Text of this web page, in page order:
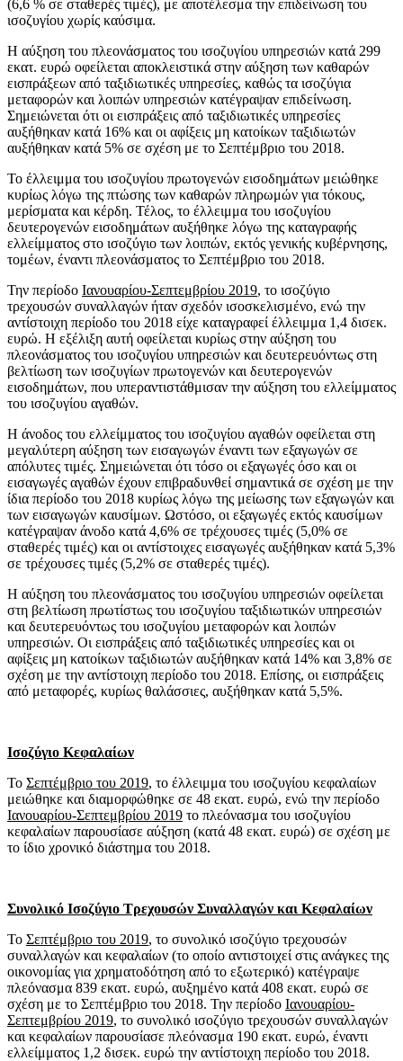
(6,6 % σε σταθερές τιμές), με αποτέλεσμα την επιδείνωση του
ισοζυγίου χωρίς καύσιμα.
Η αύξηση του πλεονάσματος του ισοζυγίου υπηρεσιών κατά 299
εκατ. ευρώ οφείλεται αποκλειστικά στην αύξηση των καθαρών
εισπράξεων από ταξιδιωτικές υπηρεσίες, καθώς τα ισοζύγια
μεταφορών και λοιπών υπηρεσιών κατέγραψαν επιδείνωση.
Σημειώνεται ότι οι εισπράξεις από ταξιδιωτικές υπηρεσίες
αυξήθηκαν κατά 16% και οι αφίξεις μη κατοίκων ταξιδιωτών
αυξήθηκαν κατά 5% σε σχέση με το Σεπτέμβριο του 2018.
Το έλλειμμα του ισοζυγίου πρωτογενών εισοδημάτων μειώθηκε
κυρίως λόγω της πτώσης των καθαρών πληρωμών για τόκους,
μερίσματα και κέρδη. Τέλος, το έλλειμμα του ισοζυγίου
δευτερογενών εισοδημάτων αυξήθηκε λόγω της καταγραφής
ελλείμματος στο ισοζύγιο των λοιπών, εκτός γενικής κυβέρνησης,
τομέων, έναντι πλεονάσματος το Σεπτέμβριο του 2018.
Την περίοδο Ιανουαρίου-Σεπτεμβρίου 2019, το ισοζύγιο
τρεχουσών συναλλαγών ήταν σχεδόν ισοσκελισμένο, ενώ την
αντίστοιχη περίοδο του 2018 είχε καταγραφεί έλλειμμα 1,4 δισεκ.
ευρώ. Η εξέλιξη αυτή οφείλεται κυρίως στην αύξηση του
πλεονάσματος του ισοζυγίου υπηρεσιών και δευτερευόντως στη
βελτίωση των ισοζυγίων πρωτογενών και δευτερογενών
εισοδημάτων, που υπεραντιστάθμισαν την αύξηση του ελλείμματος
του ισοζυγίου αγαθών.
Η άνοδος του ελλείμματος του ισοζυγίου αγαθών οφείλεται στη
μεγαλύτερη αύξηση των εισαγωγών έναντι των εξαγωγών σε
απόλυτες τιμές. Σημειώνεται ότι τόσο οι εξαγωγές όσο και οι
εισαγωγές αγαθών έχουν επιβραδυνθεί σημαντικά σε σχέση με την
ίδια περίοδο του 2018 κυρίως λόγω της μείωσης των εξαγωγών και
των εισαγωγών καυσίμων. Ωστόσο, οι εξαγωγές εκτός καυσίμων
κατέγραψαν άνοδο κατά 4,6% σε τρέχουσες τιμές (5,0% σε
σταθερές τιμές) και οι αντίστοιχες εισαγωγές αυξήθηκαν κατά 5,3%
σε τρέχουσες τιμές (5,2% σε σταθερές τιμές).
Η αύξηση του πλεονάσματος του ισοζυγίου υπηρεσιών οφείλεται
στη βελτίωση πρωτίστως του ισοζυγίου ταξιδιωτικών υπηρεσιών
και δευτερευόντως του ισοζυγίου μεταφορών και λοιπών
υπηρεσιών. Οι εισπράξεις από ταξιδιωτικές υπηρεσίες και οι
αφίξεις μη κατοίκων ταξιδιωτών αυξήθηκαν κατά 14% και 3,8% σε
σχέση με την αντίστοιχη περίοδο του 2018. Επίσης, οι εισπράξεις
από μεταφορές, κυρίως θαλάσσιες, αυξήθηκαν κατά 5,5%.
Ισοζύγιο Κεφαλαίων
Το Σεπτέμβριο του 2019, το έλλειμμα του ισοζυγίου κεφαλαίων
μειώθηκε και διαμορφώθηκε σε 48 εκατ. ευρώ, ενώ την περίοδο
Ιανουαρίου-Σεπτεμβρίου 2019 το πλεόνασμα του ισοζυγίου
κεφαλαίων παρουσίασε αύξηση (κατά 48 εκατ. ευρώ) σε σχέση με
το ίδιο χρονικό διάστημα του 2018.
Συνολικό Ισοζύγιο Τρεχουσών Συναλλαγών και Κεφαλαίων
Το Σεπτέμβριο του 2019, το συνολικό ισοζύγιο τρεχουσών
συναλλαγών και κεφαλαίων (το οποίο αντιστοιχεί στις ανάγκες της
οικονομίας για χρηματοδότηση από το εξωτερικό) κατέγραψε
πλεόνασμα 839 εκατ. ευρώ, αυξημένο κατά 408 εκατ. ευρώ σε
σχέση με το Σεπτέμβριο του 2018. Την περίοδο Ιανουαρίου-
Σεπτεμβρίου 2019, το συνολικό ισοζύγιο τρεχουσών συναλλαγών
και κεφαλαίων παρουσίασε πλεόνασμα 190 εκατ. ευρώ, έναντι
ελλείμματος 1,2 δισεκ. ευρώ την αντίστοιχη περίοδο του 2018.